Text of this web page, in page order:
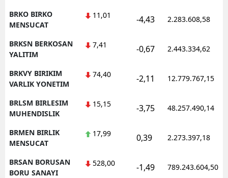
BRKO BIRKO
MENSUCAT
11,01 -4,43 2.283.608,58
BRKSN BERKOSAN
YALITIM
7,41 -0,67 2.443.334,62
BRKVY BIRIKIM
VARLIK YONETIM
74,40 -2,11 12.779.767,15
BRLSM BIRLESIM
MUHENDISLIK
15,15 -3,75 48.257.490,14
BRMEN BIRLIK
MENSUCAT
17,99 0,39 2.273.397,18
BRSAN BORUSAN
BORU SANAYI
528,00 -1,49 789.243.604,50